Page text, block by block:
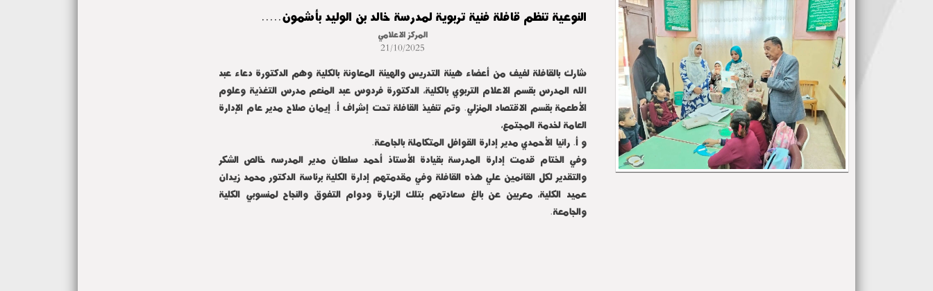
النوعية تنظم قافلة فنية تربوية لمدرسة خالد بن الوليد بأشمون.....
المركز الاعلامي
21/10/2025
شارك بالقافلة لفيف من أعضاء هيئة التدريس والهيئة المعاونة بالكلية وهم الدكتورة دعاء عبد
الله المدرس بقسم الاعلام التربوي بالكلية، الدكتورة فردوس عبد المنعم مدرس التغذية وعلوم
الأطعمة بقسم الاقتصاد المنزلي. وتم تنفيذ القافلة تحت إشراف أ. إيمان صلاح مدير عام الإدارة
العامة لخدمة المجتمع،
و أ. رانيا الأحمدي مدير إدارة القوافل المتكاملة بالجامعة.
وفي الختام قدمت إدارة المدرسة بقيادة الأستاذ أحمد سلطان مدير المدرسه خالص الشكر
والتقدير لكل القائمين علي هذه القافلة وفي مقدمتهم إدارة الكلية برئاسة الدكتور محمد زيدان
عميد الكلية، معربين عن بالغ سعادتهم بتلك الزيارة ودوام التفوق والنجاح لمنسوبي الكلية
والجامعة.